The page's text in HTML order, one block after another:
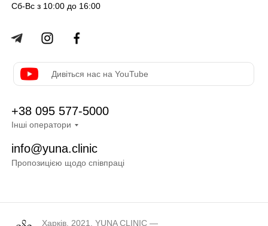
Харків. 2021. YUNA CLINIC —
+38 095 577-5000
info@yuna.clinic
Пропозицією щодо співпраці
Сб-Вс з 10:00 до 16:00
Інші оператори
Дивіться нас на YouTube